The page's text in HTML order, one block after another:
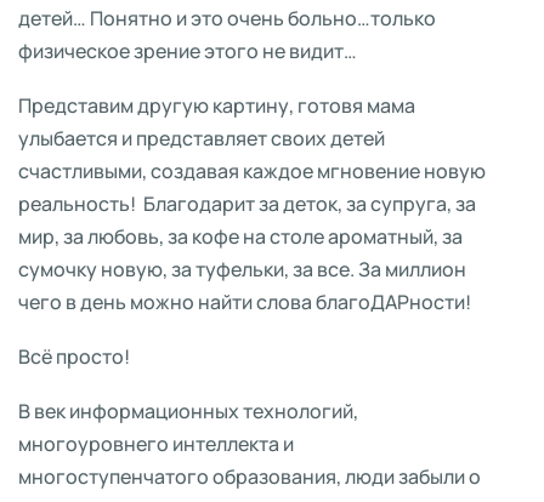
детей… Понятно и это очень больно…только
физическое зрение этого не видит…
Представим другую картину, готовя мама
улыбается и представляет своих детей
счастливыми, создавая каждое мгновение новую
реальность! Благодарит за деток, за супруга, за
мир, за любовь, за кофе на столе ароматный, за
сумочку новую, за туфельки, за все. За миллион
чего в день можно найти слова благоДАРности!
Всё просто!
В век информационных технологий,
многоуровнего интеллекта и
многоступенчатого образования, люди забыли о